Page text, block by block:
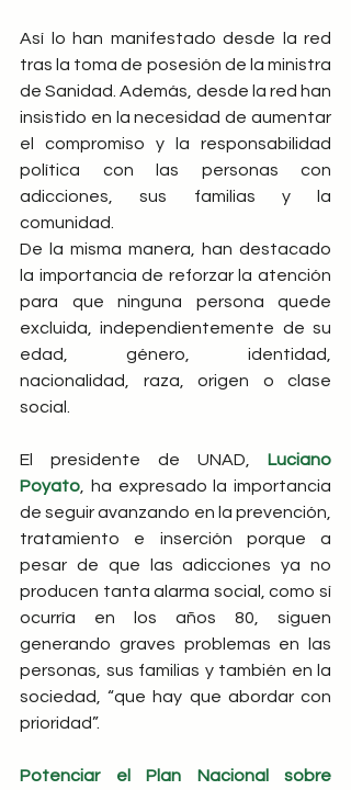
Así lo han manifestado desde la red
tras la toma de posesión de la ministra
de Sanidad. Además, desde la red han
insistido en la necesidad de aumentar
el compromiso y la responsabilidad
política con las personas con
adicciones, sus familias y la
comunidad.
De la misma manera, han destacado
la importancia de reforzar la atención
para que ninguna persona quede
excluida, independientemente de su
edad, género, identidad,
nacionalidad, raza, origen o clase
social.
El presidente de UNAD, Luciano
Poyato , ha expresado la importancia
de seguir avanzando en la prevención,
tratamiento e inserción porque a
pesar de que las adicciones ya no
producen tanta alarma social, como sí
ocurría en los años 80, siguen
generando graves problemas en las
personas, sus familias y también en la
sociedad, “que hay que abordar con
prioridad”.
Potenciar el Plan Nacional sobre